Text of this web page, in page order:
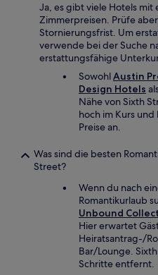
Ja, es gibt viele Hotels
Zimmerpreisen. Prüfe
Stornierungsfrist. Um
verwende bei der Suche
erstattungsfähige
SowohlAustin
Design Hotels
Nähe von Sixth
hoch im Kurs
Preise an.
Was sind die besten
Street?
Wenn du nach
Romantikurlaub
Unbound
Hier erwartet
Heiratsantrag-/
Bar/Lounge.
Schritte entfernt.